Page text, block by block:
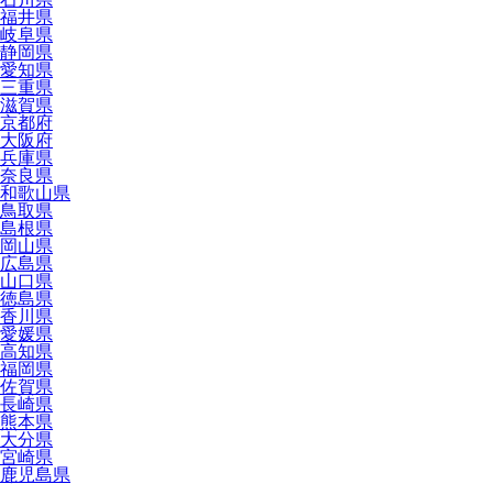
福井県
岐阜県
静岡県
愛知県
三重県
滋賀県
京都府
大阪府
兵庫県
奈良県
和歌山県
鳥取県
島根県
岡山県
広島県
山口県
徳島県
香川県
愛媛県
高知県
福岡県
佐賀県
長崎県
熊本県
大分県
宮崎県
鹿児島県